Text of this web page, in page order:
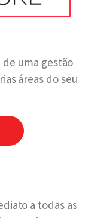
de uma gestão
áreas do seu
a todas as